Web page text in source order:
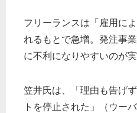
フリーランスは「雇用に
れるもとで急増。発注事
に不利になりやすいのが実
笠井氏は、「理由も告げ
トを停止された」（ウー